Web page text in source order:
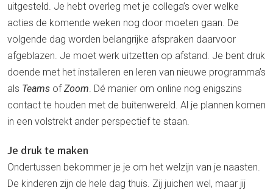
uitgesteld. Je hebt overleg met je collega’s over welke
acties de komende weken nog door moeten gaan. De
volgende dag worden belangrijke afspraken daarvoor
afgeblazen. Je moet werk uitzetten op afstand. Je bent druk
doende met het installeren en leren van nieuwe programma’s
als Teams of Zoom. Dé manier om online nog enigszins
contact te houden met de buitenwereld. Al je plannen komen
in een volstrekt ander perspectief te staan.
Je druk te maken
Ondertussen bekommer je je om het welzijn van je naasten.
De kinderen zijn de hele dag thuis. Zij juichen wel, maar jij